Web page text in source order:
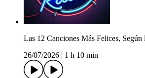
Las 12 Canciones Más Felices,
26/07/2026
1 h 10 min